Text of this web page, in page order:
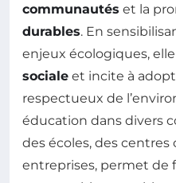
communautés et la
durables. En
enjeux écologiques, elle
sociale et incite à
respectueux de
éducation dans divers
des écoles, des
entreprises, permet de